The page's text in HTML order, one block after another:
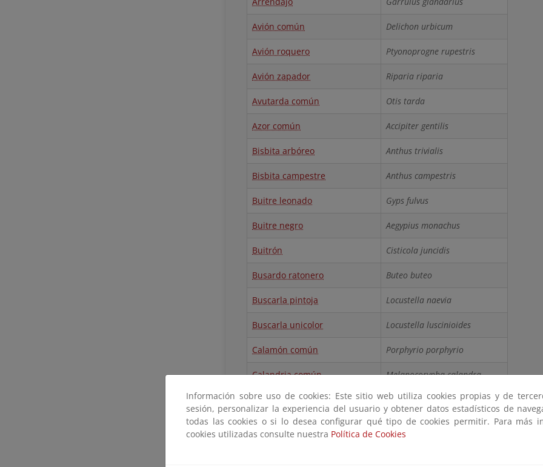
Avión común Delichon urbicum
Avión roquero Ptyonoprogne rupestris
Avión zapador Riparia riparia
Avutarda común Otis tarda
Azor común Accipiter gentilis
Bisbita arbóreo Anthus trivialis
Bisbita campestre Anthus campestris
Buitre leonado Gyps fulvus
Buitre negro Aegypius monachus
Buitrón Cisticola juncidis
Busardo ratonero Buteo buteo
Buscarla pintoja Locustella naevia
Buscarla unicolor Locustella luscinioides
Calamón común Porphyrio porphyrio
Calandria común Melanocorypha calandra
Camachuelo común Pyrrhula pyrrhula
Canario Serinus canaria
Información sobre uso de cookies: Este sitio web utiliza cookies propias y de
sesión, personalizar la experiencia del usuario y obtener datos estadísticos de
todas las cookies o si lo desea configurar qué tipo de cookies permitir. Para más
cookies utilizadas consulte nuestra Política de Cookies